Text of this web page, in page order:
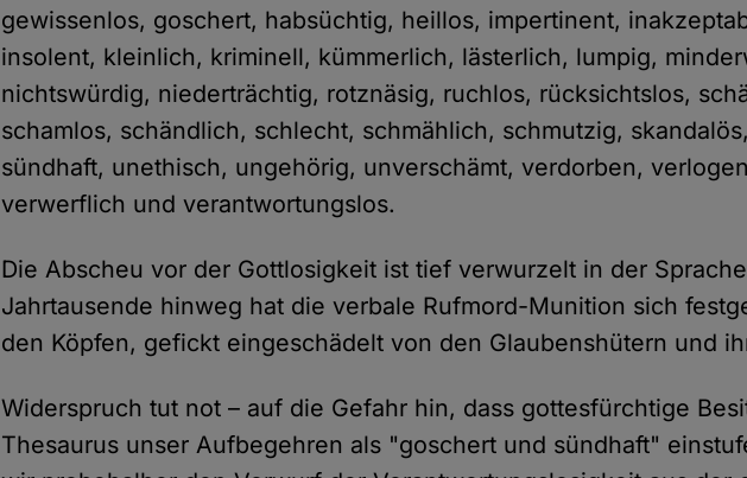
gewissenlos, goschert, habsüchtig, heillos, impertinent,
insolent, kleinlich, kriminell, kümmerlich, lästerlich, lumpig,
nichtswürdig, niederträchtig, rotznäsig, ruchlos, rücksichtslos,
schamlos, schändlich, schlecht, schmählich, schmutzig,
sündhaft, unethisch, ungehörig, unverschämt, verdorben,
verwerflich und verantwortungslos.
Die Abscheu vor der Gottlosigkeit ist tief verwurzelt in der
Jahrtausende hinweg hat die verbale Rufmord-Munition sich
den Köpfen, gefickt eingeschädelt von den Glaubenshütern und
Widerspruch tut not – auf die Gefahr hin, dass gottesfürchtige
Thesaurus unser Aufbegehren als "goschert und sündhaft"